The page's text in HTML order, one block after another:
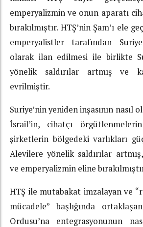
emperyalizmin ve onun aparatı
bırakılmıştır. HTŞ’nin Şam’ı ele
emperyalistler tarafından
olarak ilan edilmesi ile birlikte
yönelik saldırılar artmış ve
evrilmiştir.
Suriye’nin yeniden inşasının nasıl
İsrail’in, cihatçı
şirketlerin bölgedeki varlıkları
Alevilere yönelik saldırılar
ve emperyalizmin eline
HTŞ ile mutabakat imzalayan ve
mücadele” başlığında
Ordusu’na entegrasyonunun